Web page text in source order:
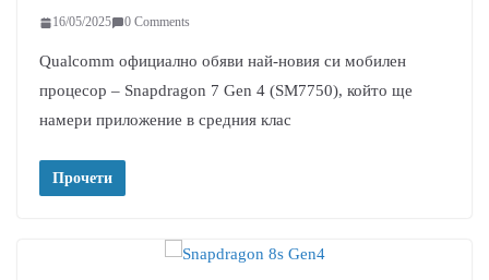
16/05/2025 0 Comments
Qualcomm официално обяви най-новия си мобилен
процесор – Snapdragon 7 Gen 4 (SM7750), който ще
намери приложение в средния клас
Прочети